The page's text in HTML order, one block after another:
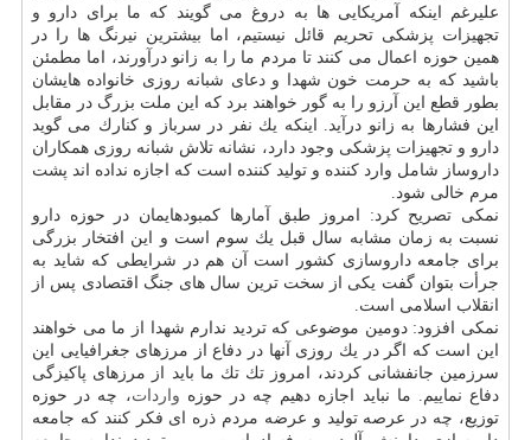
علیرغم اینكه آمریكایی ها به دروغ می گویند كه ما برای دارو و
تجهیزات پزشكی تحریم قائل نیستیم، اما بیشترین نیرنگ ها را در
همین حوزه اعمال می كنند تا مردم ما را به زانو درآورند، اما مطمئن
باشید كه به حرمت خون شهدا و دعای شبانه روزی خانواده هایشان
بطور قطع این آرزو را به گور خواهند برد كه این ملت بزرگ در مقابل
این فشارها به زانو درآید. اینكه یك نفر در سرباز و كنارك می گوید
دارو و تجهیزات پزشكی وجود دارد، نشانه تلاش شبانه روزی همكاران
داروساز شامل وارد كننده و تولید كننده است كه اجازه نداده اند پشت
مرم خالی شود.
نمكی تصریح كرد: امروز طبق آمارها كمبودهایمان در حوزه دارو
نسبت به زمان مشابه سال قبل یك سوم است و این افتخار بزرگی
برای جامعه داروسازی كشور است آن هم در شرایطی كه شاید به
جرأت بتوان گفت یكی از سخت ترین سال های جنگ اقتصادی پس از
انقلاب اسلامی است.
نمكی افزود: دومین موضوعی كه تردید ندارم شهدا از ما می خواهند
این است كه اگر در یك روزی آنها در دفاع از مرزهای جغرافیایی این
سرزمین جانفشانی كردند، امروز تك تك ما باید از مرزهای پاكیزگی
دفاع نماییم. ما نباید اجازه دهیم چه در حوزه واردات، چه در حوزه
توزیع، چه در عرصه تولید و عرضه مردم ذره ای فكر كنند كه جامعه